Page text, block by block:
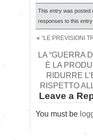
This entry was posted
responses to this
« “LE PREVISIONI
LA “GUERRA
È LA
RIDURRE
RISPETTO
Leave a
You must be